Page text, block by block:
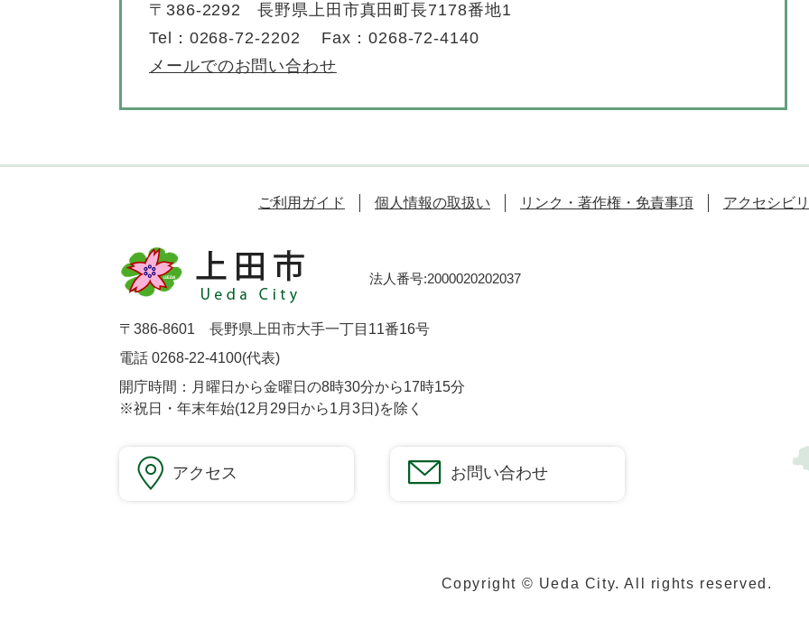
〒386-2292
長野県上田市真田町長7178番地1
Tel：0268-72-2202
Fax：0268-72-4140
メールでのお問い合わせ
ご利用ガイド 個人情報の取扱い リンク・著作権・免責事項 アクセシビ
法人番号:2000020202037
〒386-8601 長野県上田市大手一丁目11番16号
電話 0268-22-4100(代表)
開庁時間：月曜日から金曜日の8時30分から17時15分
※祝日・年末年始(12月29日から1月3日)を除く
アクセス お問い合わせ
Copyright © Ueda City. All rights reserved.